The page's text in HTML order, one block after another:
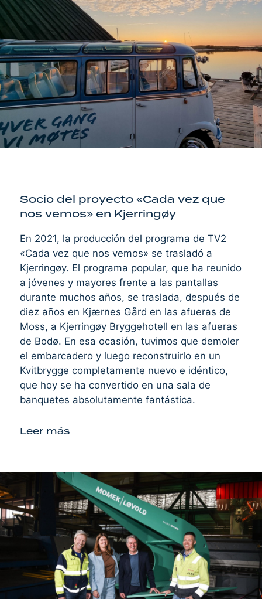
Socio del proyecto «Cada vez que
nos vemos» en Kjerringøy
En 2021, la producción del programa de TV2
«Cada vez que nos vemos» se trasladó a
Kjerringøy. El programa popular, que ha reunido
a jóvenes y mayores frente a las pantallas
durante muchos años, se traslada, después de
diez años en Kjærnes Gård en las afueras de
Moss, a Kjerringøy Bryggehotell en las afueras
de Bodø. En esa ocasión, tuvimos que demoler
el embarcadero y luego reconstruirlo en un
Kvitbrygge completamente nuevo e idéntico,
que hoy se ha convertido en una sala de
banquetes absolutamente fantástica.
Leer más